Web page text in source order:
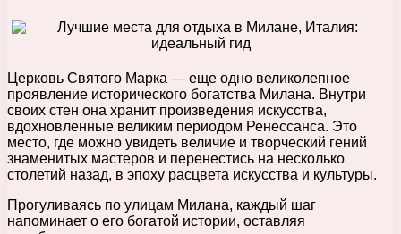
Церковь Святого Марка — еще одно великолепное
проявление исторического богатства Милана. Внутри
своих стен она хранит произведения искусства,
вдохновленные великим периодом Ренессанса. Это
место, где можно увидеть величие и творческий гений
знаменитых мастеров и перенестись на несколько
столетий назад, в эпоху расцвета искусства и культуры.
Прогуливаясь по улицам Милана, каждый шаг
напоминает о его богатой истории, оставляя